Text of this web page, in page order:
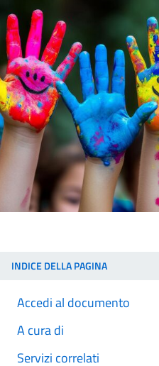
INDICE DELLA PAGINA
Accedi al documento
A cura di
Servizi correlati